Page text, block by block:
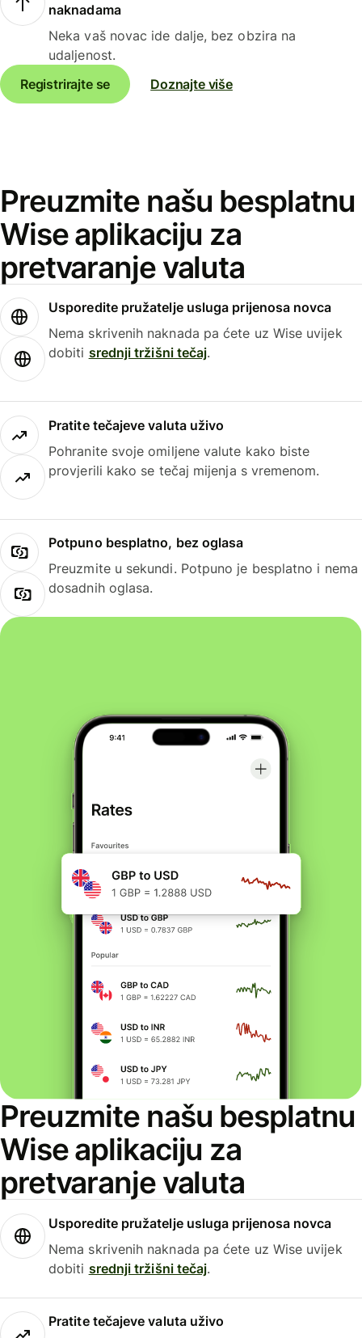
naknadama
Neka vaš novac ide dalje, bez obzira na
udaljenost.
Registrirajte se
Doznajte više
Preuzmite našu besplatnu
Wise aplikaciju za
pretvaranje valuta
Usporedite pružatelje usluga prijenosa novca
Nema skrivenih naknada pa ćete uz Wise uvijek
dobiti srednji tržišni tečaj.
Pratite tečajeve valuta uživo
Pohranite svoje omiljene valute kako biste
provjerili kako se tečaj mijenja s vremenom.
Potpuno besplatno, bez oglasa
Preuzmite u sekundi. Potpuno je besplatno i nema
dosadnih oglasa.
Preuzmite našu besplatnu
Wise aplikaciju za
pretvaranje valuta
Usporedite pružatelje usluga prijenosa novca
Nema skrivenih naknada pa ćete uz Wise uvijek
dobiti srednji tržišni tečaj.
Pratite tečajeve valuta uživo